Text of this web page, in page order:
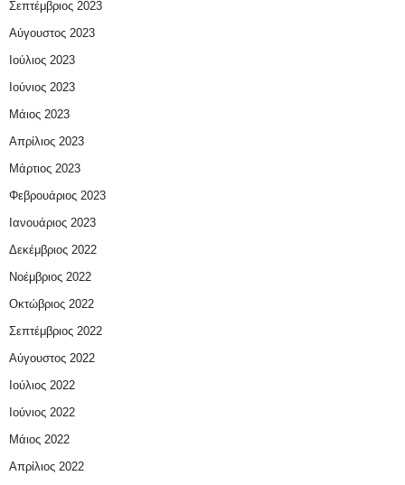
Σεπτέμβριος 2023
Αύγουστος 2023
Ιούλιος 2023
Ιούνιος 2023
Μάιος 2023
Απρίλιος 2023
Μάρτιος 2023
Φεβρουάριος 2023
Ιανουάριος 2023
Δεκέμβριος 2022
Νοέμβριος 2022
Οκτώβριος 2022
Σεπτέμβριος 2022
Αύγουστος 2022
Ιούλιος 2022
Ιούνιος 2022
Μάιος 2022
Απρίλιος 2022